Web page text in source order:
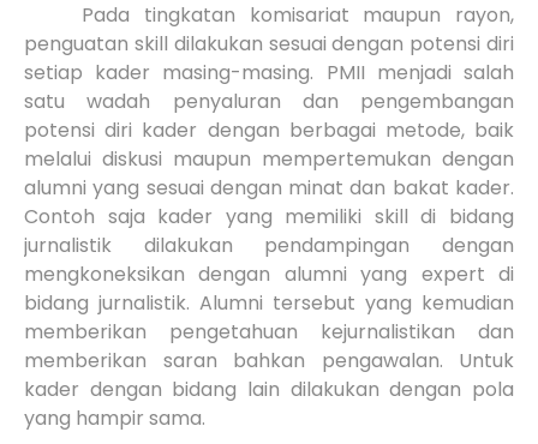
Pada tingkatan komisariat maupun rayon,
penguatan skill dilakukan sesuai dengan potensi diri
setiap kader masing-masing. PMII menjadi salah
satu wadah penyaluran dan pengembangan
potensi diri kader dengan berbagai metode, baik
melalui diskusi maupun mempertemukan dengan
alumni yang sesuai dengan minat dan bakat kader.
Contoh saja kader yang memiliki skill di bidang
jurnalistik dilakukan pendampingan dengan
mengkoneksikan dengan alumni yang expert di
bidang jurnalistik. Alumni tersebut yang kemudian
memberikan pengetahuan kejurnalistikan dan
memberikan saran bahkan pengawalan. Untuk
kader dengan bidang lain dilakukan dengan pola
yang hampir sama.